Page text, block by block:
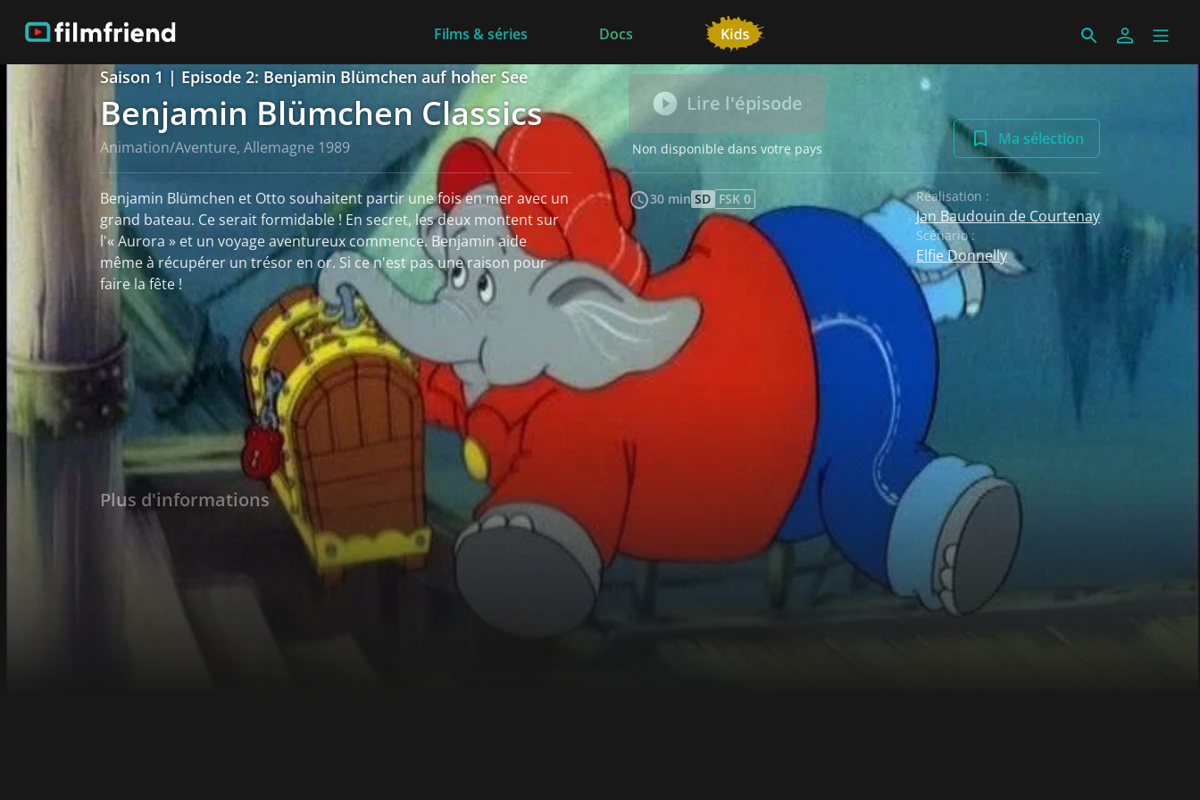
Films & séries Docs
Saison 1 | Episode 2: Benjamin Blümchen auf hoher See
Benjamin Blümchen Classics
Animation/Aventure, Allemagne 1989
Lire l'épisode
Non disponible dans votre pays
Ma sélection
Benjamin Blümchen et Otto souhaitent partir une fois en mer avec un
grand bateau. Ce serait formidable ! En secret, les deux montent sur
l'« Aurora » et un voyage aventureux commence. Benjamin aide
même à récupérer un trésor en or. Si ce n'est pas une raison pour
faire la fête !
Voir plus
30 min SD FSK 0 Réalisation :
Jan Baudouin de Courtenay
Scénario :
Elfie Donnelly
Plus d'informations